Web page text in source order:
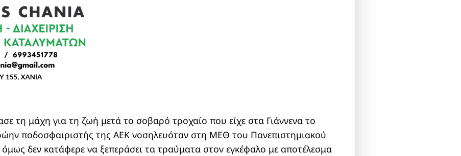
τη μάχη για τη ζωή μετά το σοβαρό τροχαίο που είχε στα Γιάννενα το
ποδοσφαιριστής της ΑΕΚ νοσηλευόταν στη ΜΕΘ του Πανεπιστημιακού
δεν κατάφερε να ξεπεράσει τα τραύματα στον εγκέφαλο με αποτέλεσμα